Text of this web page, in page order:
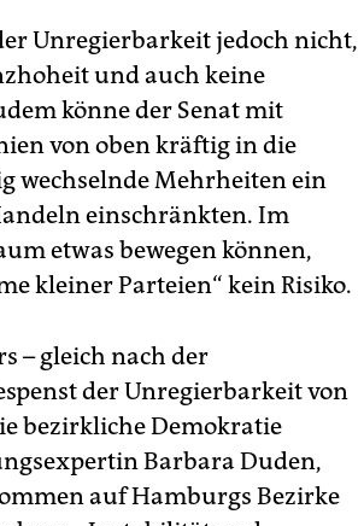
Unregierbarkeit jedoch nicht,
und auch keine
könne der Senat mit
von oben kräftig in die
wechselnde Mehrheiten ein
einschränkten. Im
etwas bewegen können,
kleiner Parteien“ kein Risiko.
– gleich nach der
der Unregierbarkeit von
bezirkliche Demokratie
Barbara Duden,
auf Hamburgs Bezirke